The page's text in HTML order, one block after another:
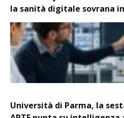
la sanità digitale sovrana
Università di Parma, la